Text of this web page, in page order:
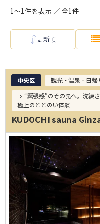
1～1件を表示 ／ 全1件
更新順
中央区
観光・温泉・日帰
“緊張感”のその先へ。洗練
極上のととのい体験
KUDOCHI sauna